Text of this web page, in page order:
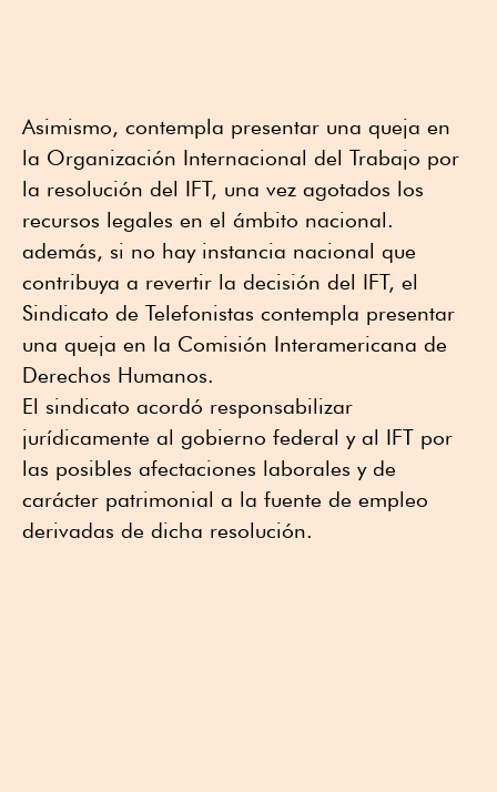
Asimismo, contempla presentar una queja en
la Organización Internacional del Trabajo por
la resolución del IFT, una vez agotados los
recursos legales en el ámbito nacional.
además, si no hay instancia nacional que
contribuya a revertir la decisión del IFT, el
Sindicato de Telefonistas contempla presentar
una queja en la Comisión Interamericana de
Derechos Humanos.
El sindicato acordó responsabilizar
jurídicamente al gobierno federal y al IFT por
las posibles afectaciones laborales y de
carácter patrimonial a la fuente de empleo
derivadas de dicha resolución.